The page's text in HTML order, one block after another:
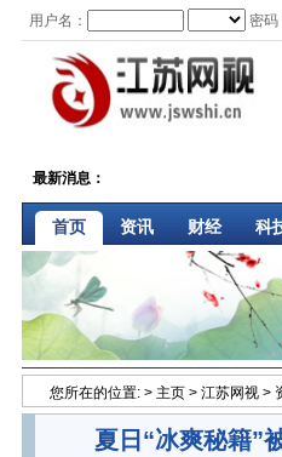
用户名： 密码
最新消息：
首页 资讯 财经 科
您所在的位置: > 主页 > 江苏网视 >
夏日“冰爽秘籍”